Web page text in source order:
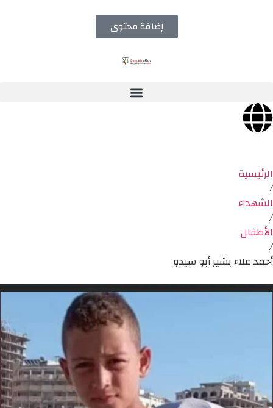
إضافة محتوى
الرئيسية
/
الشهداء
/
الأطفال
/
أحمد علاء بشير أبو سيدو